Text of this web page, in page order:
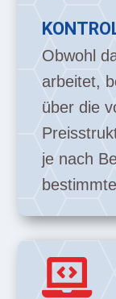
Obwohl
arbeitet,
über die
je nach
